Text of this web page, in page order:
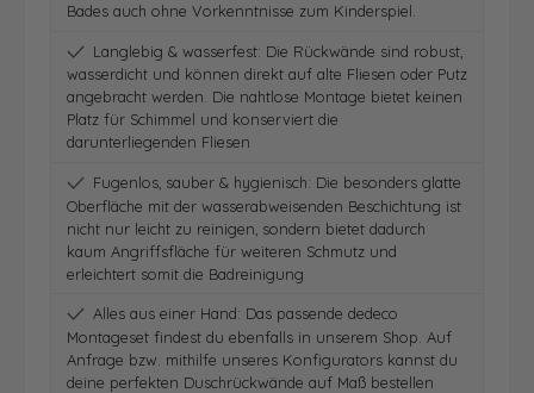
Bades auch ohne Vorkenntnisse zum Kinderspiel.
Langlebig & wasserfest: Die Rückwände sind robust,
wasserdicht und können direkt auf alte Fliesen oder Putz
angebracht werden. Die nahtlose Montage bietet keinen
Platz für Schimmel und konserviert die
darunterliegenden Fliesen
Fugenlos, sauber & hygienisch: Die besonders glatte
Oberfläche mit der wasserabweisenden Beschichtung ist
nicht nur leicht zu reinigen, sondern bietet dadurch
kaum Angriffsfläche für weiteren Schmutz und
erleichtert somit die Badreinigung
Alles aus einer Hand: Das passende dedeco
Montageset findest du ebenfalls in unserem Shop. Auf
Anfrage bzw. mithilfe unseres Konfigurators kannst du
deine perfekten Duschrückwände auf Maß bestellen